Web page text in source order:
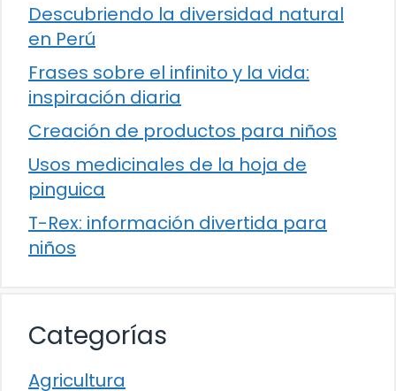
Descubriendo la diversidad natural
en Perú
Frases sobre el infinito y la vida:
inspiración diaria
Creación de productos para niños
Usos medicinales de la hoja de
pinguica
T-Rex: información divertida para
niños
Categorías
Agricultura